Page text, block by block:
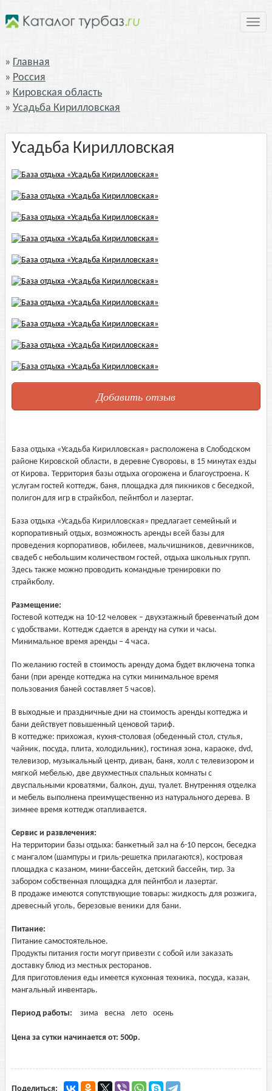
Главная
Россия
Кировская область
Усадьба Кирилловская
Усадьба Кирилловская
Добавить отзыв
База отдыха «Усадьба Кирилловская» расположена в Слободском
районе Кировской области, в деревне Суворовы, в 15 минутах езды
от Кирова. Территория базы отдыха огорожена и благоустроена. К
услугам гостей коттедж, баня, площадка для пикников с беседкой,
полигон для игр в страйкбол, пейнтбол и лазертаг.
База отдыха «Усадьба Кирилловская» предлагает семейный и
корпоративный отдых, возможность аренды всей базы для
проведения корпоративов, юбилеев, мальчишников, девичников,
свадеб с небольшим количеством гостей, отдыха школьных групп.
Здесь также можно проводить командные тренировки по
страйкболу.
Размещение:
Гостевой коттедж на 10-12 человек – двухэтажный бревенчатый дом
с удобствами. Коттедж сдается в аренду на сутки и часы.
Минимальное время аренды – 4 часа.
По желанию гостей в стоимость аренду дома будет включена топка
бани (при аренде коттеджа на сутки минимальное время
пользования баней составляет 5 часов).
В выходные и праздничные дни на стоимость аренды коттеджа и
бани действует повышенный ценовой тариф.
В коттедже: прихожая, кухня-столовая (обеденный стол, стулья,
чайник, посуда, плита, холодильник), гостиная зона, караоке, dvd,
телевизор, музыкальный центр, диван, баня, холл с телевизором и
мягкой мебелью, две двухместных спальных комнаты с
двуспальными кроватями, балкон, душ, туалет. Внутренняя отделка
и мебель выполнена преимущественно из натурального дерева. В
зимнее время коттедж отапливается.
Сервис и развлечения:
На территории базы отдыха: банкетный зал на 6-10 персон, беседка
с мангалом (шампуры и гриль-решетка прилагаются), костровая
площадка с казаном, мини-бассейн, детский бассейн, тир. За
забором собственная площадка для пейнтбол и лазертаг.
В продаже имеются сопутствующие товары: жидкость для розжига,
древесный уголь, березовые веники для бани.
Питание:
Питание самостоятельное.
Продукты питания гости могут привезти с собой или заказать
доставку блюд из местных ресторанов.
Для приготовления еды имеется кухонная техника, посуда, казан,
мангальный инвентарь.
Период работы: зима весна лето осень
Цена за сутки начинается от: 500р.
Поделиться: